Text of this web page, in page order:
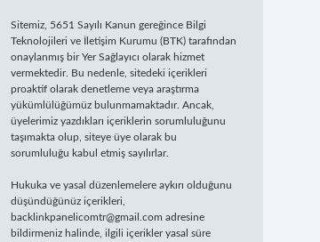
Sitemiz, 5651 Sayılı Kanun gereğince Bilgi
Teknolojileri ve İletişim Kurumu (BTK) tarafından
onaylanmış bir Yer Sağlayıcı olarak hizmet
vermektedir. Bu nedenle, sitedeki içerikleri
proaktif olarak denetleme veya araştırma
yükümlülüğümüz bulunmamaktadır. Ancak,
üyelerimiz yazdıkları içeriklerin sorumluluğunu
taşımakta olup, siteye üye olarak bu
sorumluluğu kabul etmiş sayılırlar.
Hukuka ve yasal düzenlemelere aykırı olduğunu
düşündüğünüz içerikleri,
backlinkpanelicomtr@gmail.com adresine
bildirmeniz halinde, ilgili içerikler yasal süre